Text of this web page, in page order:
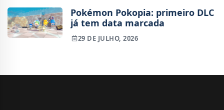
Pokémon Pokopia: primeiro DLC
já tem data marcada
29 DE JULHO, 2026